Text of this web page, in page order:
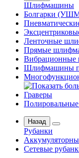
Шлифмашины
Бoлгаpки
Ленточные
Прямые
Шлифмашины
Граверы
Назад
Рубанки
Сетевые